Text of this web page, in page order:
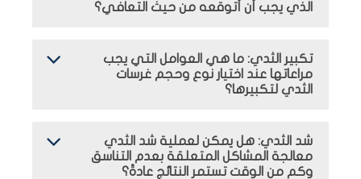
الذي يجب أن أتوقعه من حيث التعافي؟
تكبير الثدي: ما هي العوامل التي يجب
مراعاتها عند اختيار نوع وحجم غرسات
الثدي لتكبيرها؟
شد الثدي: هل يمكن لعملية شد الثدي
معالجة المشاكل المتعلقة بعدم التناسق
وكم من الوقت تستمر النتائج عادةً؟